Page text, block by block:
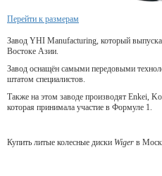
Перейти к размерам
Завод YHI Manufacturing, который
Востоке Азии.
Завод оснащён самыми передовыми
штатом специалистов.
Также на этом заводе производят Enkei,
которая принимала участие в Формуле 1.
Купить литые колесные диски Wiger в